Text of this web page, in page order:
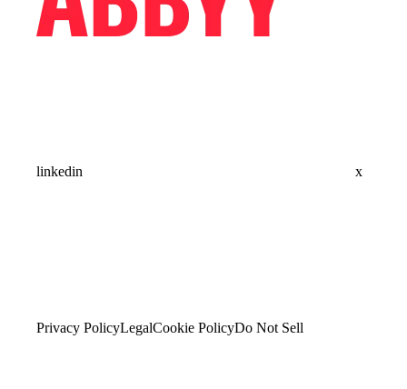
linkedin x
Privacy PolicyLegalCookie PolicyDo Not Sell